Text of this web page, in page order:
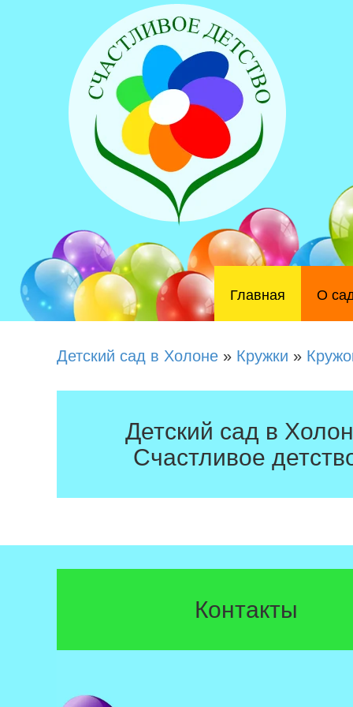
Главная О
Детский сад в Холоне » Кружки »
Детский сад в
Счастливое
Контакты